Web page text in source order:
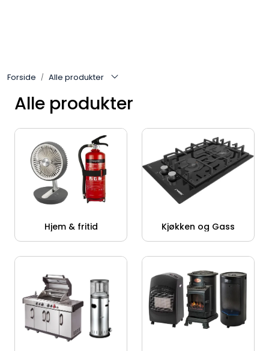
Forside Alle produkter
Alle produkter
Hjem & fritid Kjøkken og Gass
Koblingsmatriell
Regulatorer
Terrassevarmere
Marine & Caravan
Verktøy for tak
Artikler